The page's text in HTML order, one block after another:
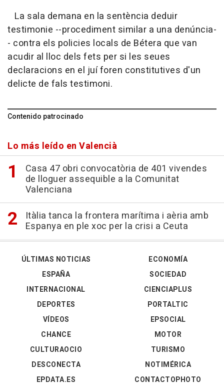
La sala demana en la sentència deduir
testimonie --procediment similar a una denúncia-
- contra els policies locals de Bétera que van
acudir al lloc dels fets per si les seues
declaracions en el juí foren constitutives d'un
delicte de fals testimoni.
Contenido patrocinado
Lo más leído en Valencià
Casa 47 obri convocatòria de 401 vivendes
de lloguer assequible a la Comunitat
Valenciana
Itàlia tanca la frontera marítima i aèria amb
Espanya en ple xoc per la crisi a Ceuta
ÚLTIMAS NOTICIAS
ESPAÑA
INTERNACIONAL
DEPORTES
VÍDEOS
ECONOMÍA
SOCIEDAD
CIENCIAPLUS
PORTALTIC
EPSOCIAL
CHANCE
CULTURAOCIO
DESCONECTA
EPDATA.ES
MOTOR
TURISMO
NOTIMÉRICA
CONTACTOPHOTO